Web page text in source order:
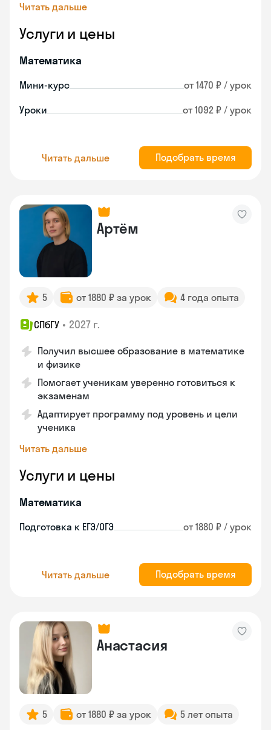
Читать дальше
Услуги и цены
Математика
Мини-курс от 1470 ₽ / урок
Уроки от 1092 ₽ / урок
Читать дальше Подобрать время
Артём
5 от 1880 ₽ за урок 4 года опыта
СПбГУ • 2027 г.
Получил высшее образование в математике
и физике
Помогает ученикам уверенно готовиться к
экзаменам
Адаптирует программу под уровень и цели
ученика
Читать дальше
Услуги и цены
Математика
Подготовка к ЕГЭ/ОГЭ от 1880 ₽ / урок
Читать дальше Подобрать время
Анастасия
5 от 1880 ₽ за урок 5 лет опыта